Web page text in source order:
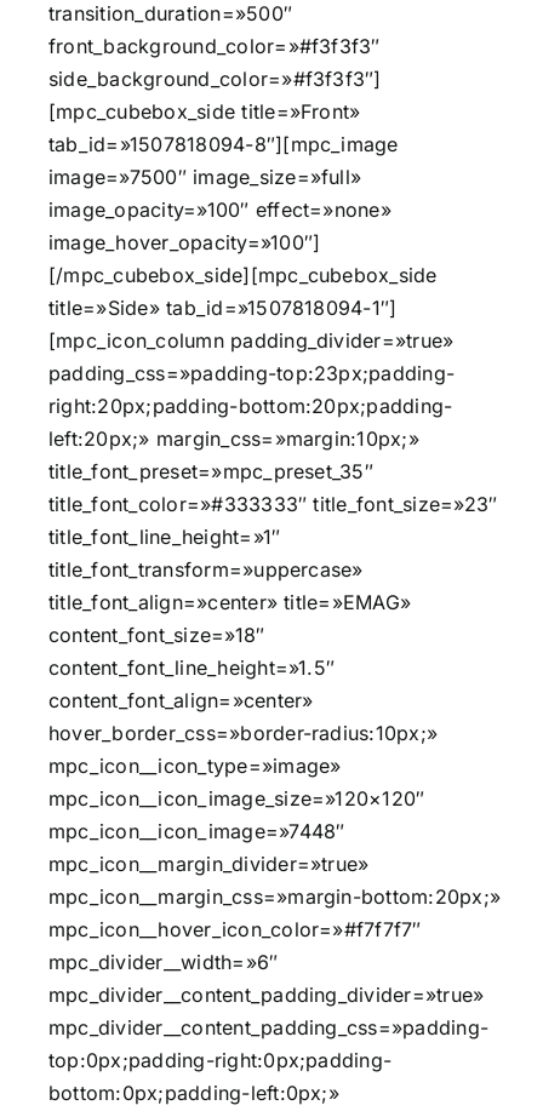
transition_duration=»500″
front_background_color=»#f3f3f3″
side_background_color=»#f3f3f3″]
[mpc_cubebox_side title=»Front»
tab_id=»1507818094-8″][mpc_image
image=»7500″ image_size=»full»
image_opacity=»100″ effect=»none»
image_hover_opacity=»100″]
[/mpc_cubebox_side][mpc_cubebox_side
title=»Side» tab_id=»1507818094-1″]
[mpc_icon_column padding_divider=»true»
padding_css=»padding-top:23px;padding-
right:20px;padding-bottom:20px;padding-
left:20px;» margin_css=»margin:10px;»
title_font_preset=»mpc_preset_35″
title_font_color=»#333333″ title_font_size=»23″
title_font_line_height=»1″
title_font_transform=»uppercase»
title_font_align=»center» title=»EMAG»
content_font_size=»18″
content_font_line_height=»1.5″
content_font_align=»center»
hover_border_css=»border-radius:10px;»
mpc_icon__icon_type=»image»
mpc_icon__icon_image_size=»120×120″
mpc_icon__icon_image=»7448″
mpc_icon__margin_divider=»true»
mpc_icon__margin_css=»margin-bottom:20px;»
mpc_icon__hover_icon_color=»#f7f7f7″
mpc_divider__width=»6″
mpc_divider__content_padding_divider=»true»
mpc_divider__content_padding_css=»padding-
top:0px;padding-right:0px;padding-
bottom:0px;padding-left:0px;»